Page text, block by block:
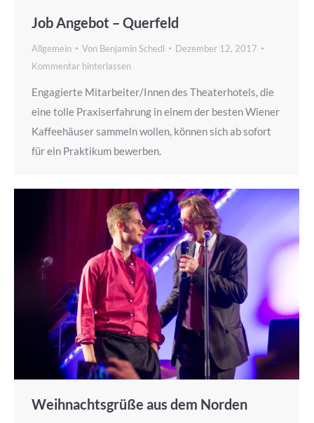
Job Angebot – Querfeld
Allgemein Von Benjamin Schedl
Dezember 12, 2017
Kommentar hinterlassen
Engagierte Mitarbeiter/Innen des Theaterhotels, die
eine tolle Praxiserfahrung in einem der besten Wiener
Kaffeehäuser sammeln wollen, können sich ab sofort
für ein Praktikum bewerben.
Weihnachtsgrüße aus dem Norden